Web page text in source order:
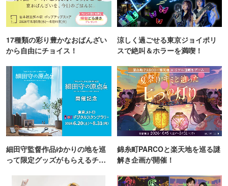
17種類の彩り豊かなおばんざい
から自由にチョイス！
涼しく過ごせる東京ジョイポリ
スで絶叫＆ホラーを満喫！
細田守監督作品ゆかりの地を巡
って限定グッズがもらえるチャ
錦糸町PARCOと楽天地を巡る謎
解き企画が開催！